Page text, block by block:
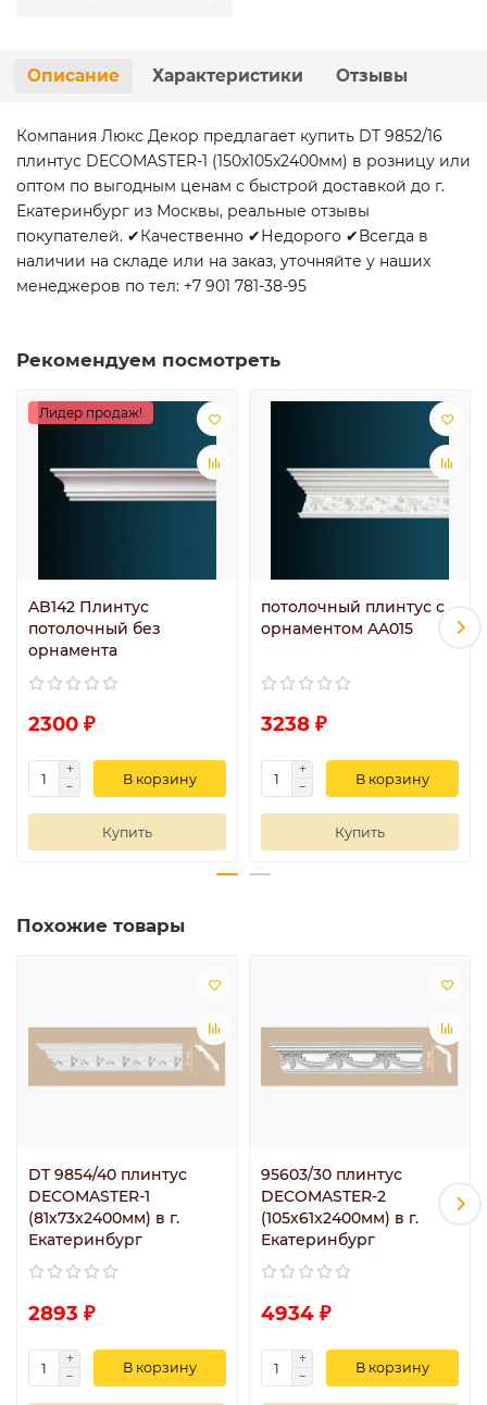
Описание Характеристики Отзывы
Компания Люкс Декор предлагает купить DT 9852/16
плинтус DECOMASTER-1 (150х105х2400мм) в розницу или
оптом по выгодным ценам с быстрой доставкой до г.
Екатеринбург из Москвы, реальные отзывы
покупателей. ✔Качественно ✔Недорого ✔Всегда в
наличии на складе или на заказ, уточняйте у наших
менеджеров по тел: +7 901 781-38-95
Рекомендуем посмотреть
Лидер продаж!
AB142 Плинтус
потолочный без
орнамента
2300 ₽
В корзину
Купить
потолочный плинтус с
орнаментом AA015
3238 ₽
В корзину
Купить
Похожие товары
DT 9854/40 плинтус
DECOMASTER-1
(81х73х2400мм) в г.
Екатеринбург
2893 ₽
В корзину
95603/30 плинтус
DECOMASTER-2
(105х61х2400мм) в г.
Екатеринбург
4934 ₽
В корзину